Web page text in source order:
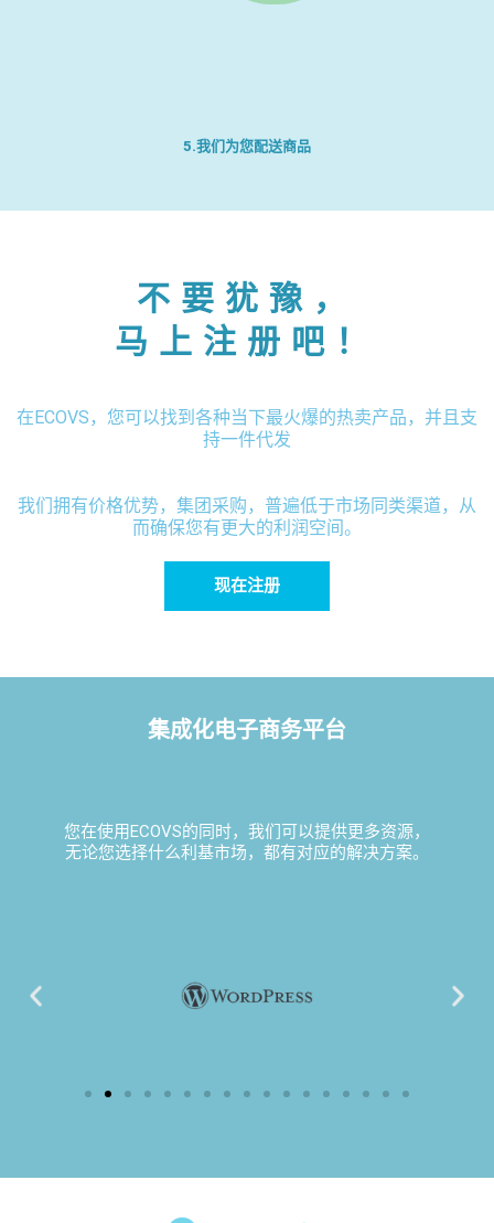
5.我们为您配送商品
不要犹豫，
马上注册吧！
在ECOVS，您可以找到各种当下最火爆的热卖产品，并且支
持一件代发
我们拥有价格优势，集团采购，普遍低于市场同类渠道，从
而确保您有更大的利润空间。
现在注册
集成化电子商务平台
您在使用ECOVS的同时，我们可以提供更多资源，
无论您选择什么利基市场，都有对应的解决方案。